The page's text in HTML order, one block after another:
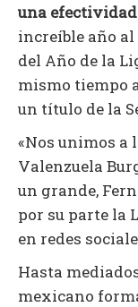
una efectividad
increíble año
del Año de la
mismo tiempo
un título de la
«Nos unimos a
Valenzuela
un grande,
por su parte la
en redes
Hasta
mexicano